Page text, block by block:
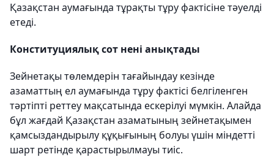
Қазақстан аумағында тұрақты тұру фактісіне тәуелді
етеді.
Конституциялық сот нені анықтады
Зейнетақы төлемдерін тағайындау кезінде
азаматтың ел аумағында тұру фактісі белгіленген
тәртіпті реттеу мақсатында ескерілуі мүмкін. Алайда
бұл жағдай Қазақстан азаматының зейнетақымен
қамсыздандырылу құқығының болуы үшін міндетті
шарт ретінде қарастырылмауы тиіс.